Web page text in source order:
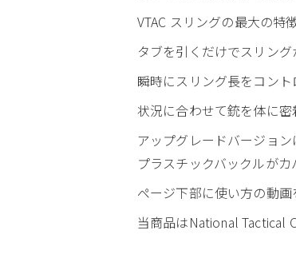
VTAC スリングの最大の特
タブを引くだけでスリン
瞬時にスリング長をコン
状況に合わせて銃を体に
アップグレードバージョ
プラスチックバックルが
ページ下部に使い方の動
当商品はNational Tactical